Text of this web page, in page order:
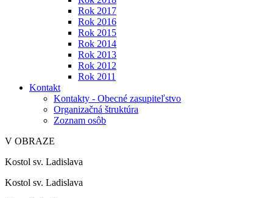
Rok 2017
Rok 2016
Rok 2015
Rok 2014
Rok 2013
Rok 2012
Rok 2011
Kontakt
Kontakty - Obecné zasupiteľstvo
Organizačná štruktúra
Zoznam osôb
V OBRAZE
Kostol sv. Ladislava
Kostol sv. Ladislava